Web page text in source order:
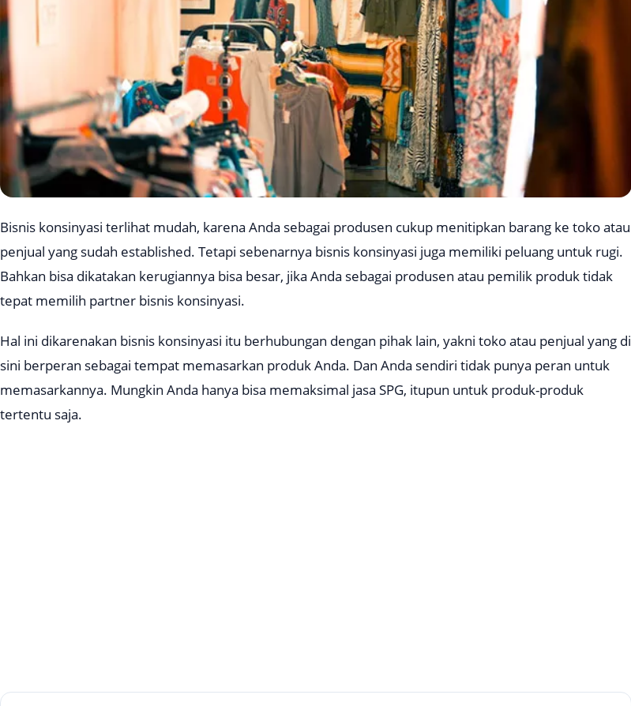
Bisnis konsinyasi terlihat mudah, karena Anda sebagai produsen cukup menitipkan barang ke toko atau
penjual yang sudah established. Tetapi sebenarnya bisnis konsinyasi juga memiliki peluang untuk rugi.
Bahkan bisa dikatakan kerugiannya bisa besar, jika Anda sebagai produsen atau pemilik produk tidak
tepat memilih partner bisnis konsinyasi.
Hal ini dikarenakan bisnis konsinyasi itu berhubungan dengan pihak lain, yakni toko atau penjual yang di
sini berperan sebagai tempat memasarkan produk Anda. Dan Anda sendiri tidak punya peran untuk
memasarkannya. Mungkin Anda hanya bisa memaksimal jasa SPG, itupun untuk produk-produk
tertentu saja.